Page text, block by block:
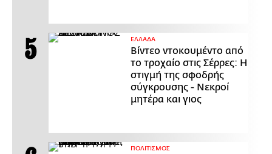
ΕΛΛΑΔΑ
Βίντεο ντοκουμέντο από
το τροχαίο στις Σέρρες: Η
στιγμή της σφοδρής
σύγκρουσης - Νεκροί
μητέρα και γιος
ΠΟΛΙΤΙΣΜΟΣ